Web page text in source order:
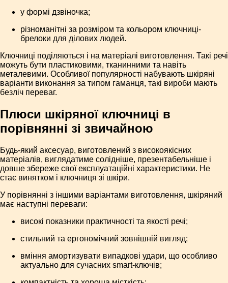
у формі дзвіночка;
різноманітні за розміром та кольором ключниці-
брелоки для ділових людей.
Ключниці поділяються і на матеріалі виготовлення. Такі речі
можуть бути пластиковими, тканинними та навіть
металевими. Особливої популярності набувають шкіряні
варіанти виконання за типом гаманця, такі вироби мають
безліч переваг.
Плюси шкіряної ключниці в
порівнянні зі звичайною
Будь-який аксесуар, виготовлений з високоякісних
матеріалів, виглядатиме солідніше, презентабельніше і
довше збереже свої експлуатаційні характеристики. Не
стає винятком і ключниця зі шкіри.
У порівнянні з іншими варіантами виготовлення, шкіряний
має наступні переваги:
високі показники практичності та якості речі;
стильний та ергономічний зовнішній вигляд;
вміння амортизувати випадкові удари, що особливо
актуально для сучасних smart-ключів;